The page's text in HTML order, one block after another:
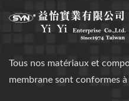
Tous nos matériaux et
membrane sont conformes